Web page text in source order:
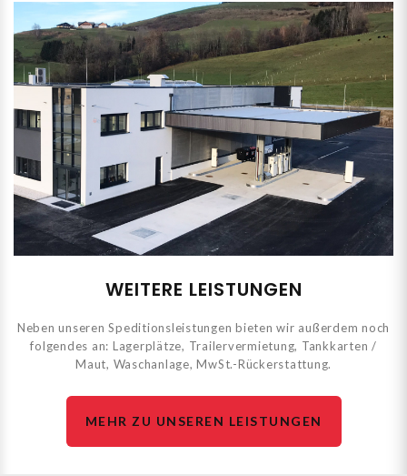
WEITERE LEISTUNGEN
Neben unseren Speditionsleistungen bieten wir außerdem noch
folgendes an: Lagerplätze, Trailervermietung, Tankkarten /
Maut, Waschanlage, MwSt.-Rückerstattung.
MEHR ZU UNSEREN LEISTUNGEN